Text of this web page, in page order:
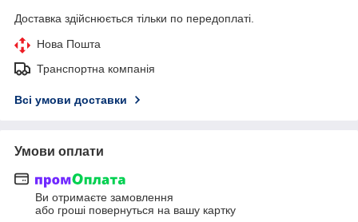
Доставка здійснюється тільки по передоплаті.
Нова Пошта
Транспортна компанія
Всі умови доставки
Умови оплати
Ви отримаєте замовлення
або гроші повернуться на вашу картку